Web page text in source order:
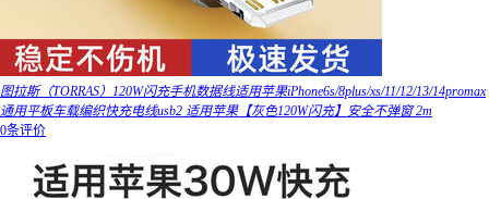
图拉斯（TORRAS）120W闪充手机数据线适用苹果iPhone6s/8plus/xs/11/12/13/14promax
通用平板车载编织快充电线usb2 适用苹果【灰色120W闪充】安全不弹窗 2m
0条评价